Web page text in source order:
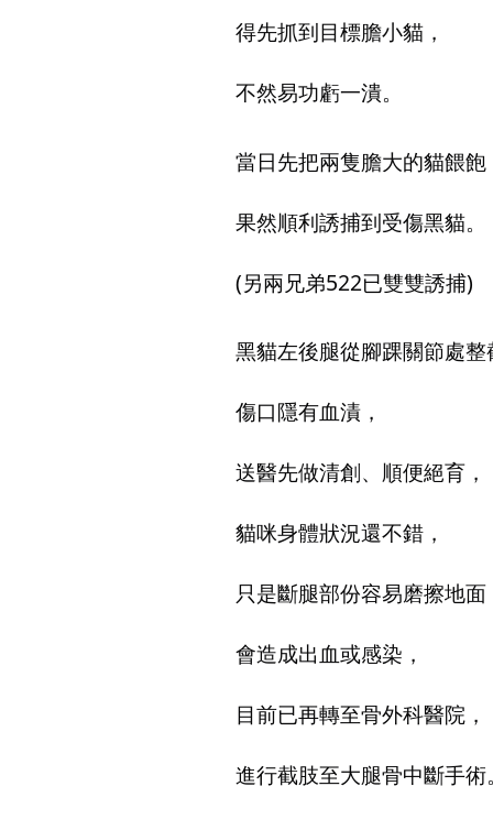
得先抓到目標膽小貓，
不然易功虧一潰。
當日先把兩隻膽大的貓餵飽
果然順利誘捕到受傷黑貓。
(另兩兄弟522已雙雙誘捕)
黑貓左後腿從腳踝關節處
傷口隱有血漬，
送醫先做清創、順便絕育，
貓咪身體狀況還不錯，
只是斷腿部份容易磨擦地面
會造成出血或感染，
目前已再轉至骨外科醫院，
進行截肢至大腿骨中斷手術